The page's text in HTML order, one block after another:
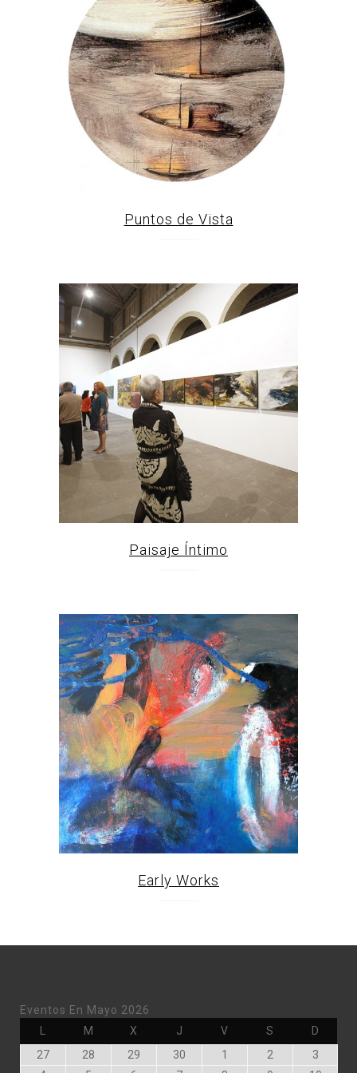
Puntos de Vista
Paisaje Íntimo
Early Works
Eventos En Mayo 2026
MMartes X Miércoles
JJueves VViernes S D
27Abril
27,
28
28,
29
29,
30
30,
1
1,
2
2,
3Mayo
3,